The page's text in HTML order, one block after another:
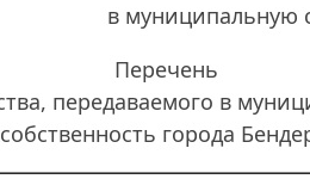
в муниципальную
Перечень
передаваемого в
собственность города